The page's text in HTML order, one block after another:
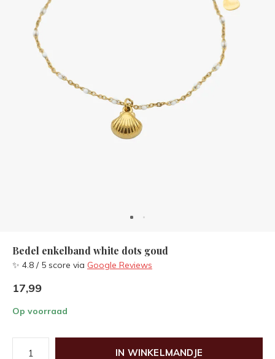
Bedel enkelband white dots goud
✨ 4.8 / 5 score via Google Reviews
17,99
Op voorraad
IN WINKELMANDJE